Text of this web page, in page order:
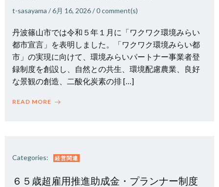
t-sasayama /6月 16, 2026/0comment(s)
丹波篠山市では令和５年１月に「ワクワク環境みらい
都市宣言」を表明しました。「ワクワク環境みらい都
市」の実現に向けて、環境みらいパートナー事業者登
録制度を創設し、自然との共生、環境配慮農業、良好
な景観の創造、二酸化炭素の排 […]
READ MORE
Categories: 経営関連
６５歳超雇用推進助成金・プランナー制度